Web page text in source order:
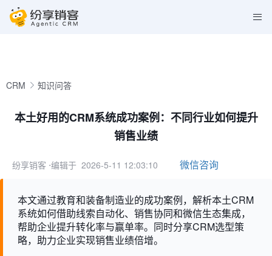
CRM 知识问答
本土好用的CRM系统成功案例：不同行业如何提升
销售业绩
纷享销客 ⋅编辑于 2026-5-11 12:03:10 微信咨询
本文通过教育和装备制造业的成功案例，解析本土CRM
系统如何借助线索自动化、销售协同和微信生态集成，
帮助企业提升转化率与赢单率。同时分享CRM选型策
略，助力企业实现销售业绩倍增。